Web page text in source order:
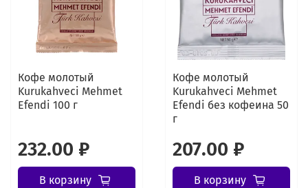
Кофе молотый
Kurukahveci Mehmet
Efendi 100 г
232.00 ₽
В корзину
Кофе молотый
Kurukahveci Mehmet
Efendi без кофеина 50
г
207.00 ₽
В корзину